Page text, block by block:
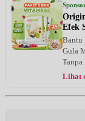
Kamis, 27/08/2026
Jam 10:00 -
Sabtu, 29/08/2026
Jam 12:30 -
Senin, 31/08/2026
Efek
Bantu
Gula
Tanpa
Lihat